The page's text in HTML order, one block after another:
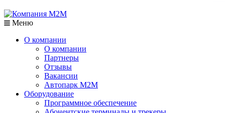
Меню
О компании
О компании
Партнеры
Отзывы
Вакансии
Автопарк М2М
Оборудование
Программное обеспечение